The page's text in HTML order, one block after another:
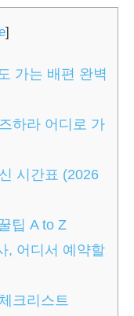
]
가는 배편 완벽
하라 어디로 가
시간표 (2026
팁 A to Z
, 어디서 예약할
크리스트